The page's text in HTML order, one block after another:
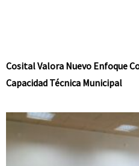
Cosital Valora Nuevo Enfoque
Capacidad Técnica Municipal